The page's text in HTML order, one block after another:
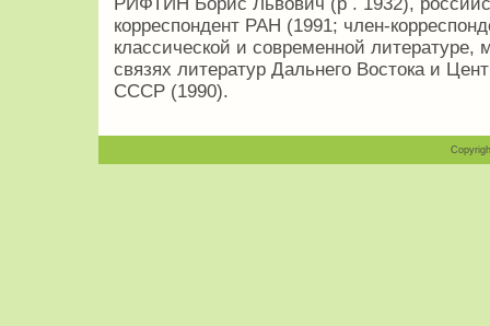
корреспондент РАН (1991; член-
классической и современной
связях литератур Дальнего Востока и
СССР (1990).